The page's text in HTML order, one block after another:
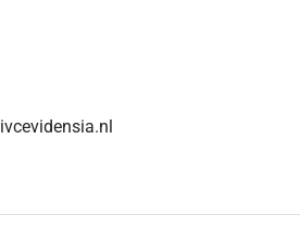
ivcevidensia.nl